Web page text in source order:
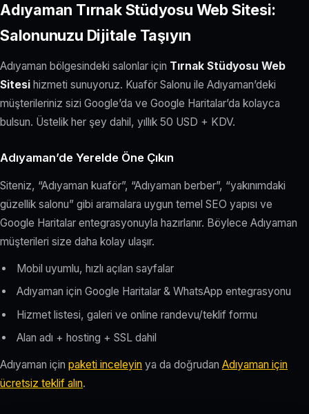
Adıyaman Tırnak Stüdyosu Web Sitesi:
Salonunuzu Dijitale Taşıyın
Adıyaman bölgesindeki salonlar için Tırnak Stüdyosu Web
Sitesi hizmeti sunuyoruz. Kuaför Salonu ile Adıyaman’deki
müşterileriniz sizi Google’da ve Google Haritalar’da kolayca
bulsun. Üstelik her şey dahil, yıllık 50 USD + KDV.
Adıyaman’de Yerelde Öne Çıkın
Siteniz, “Adıyaman kuaför”, “Adıyaman berber”, “yakınımdaki
güzellik salonu” gibi aramalara uygun temel SEO yapısı ve
Google Haritalar entegrasyonuyla hazırlanır. Böylece Adıyaman
müşterileri size daha kolay ulaşır.
Mobil uyumlu, hızlı açılan sayfalar
Adıyaman için Google Haritalar & WhatsApp entegrasyonu
Hizmet listesi, galeri ve online randevu/teklif formu
Alan adı + hosting + SSL dahil
Adıyaman için paketi inceleyin ya da doğrudan Adıyaman için
ücretsiz teklif alın.